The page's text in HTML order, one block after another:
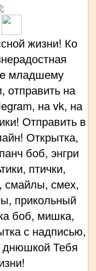
жизни! Ко
младшему
отправить на
на vk, на
Отправить в
Открытка,
боб, энгри
птички,
смайлы, смех,
прикольный
боб, мишка,
с надписью,
днюшкой Тебя